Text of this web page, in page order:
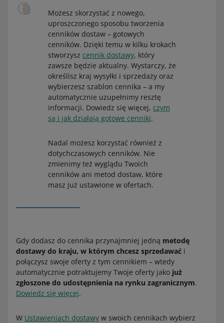
Możesz skorzystać z nowego,
uproszczonego sposobu tworzenia
cenników dostaw – gotowych
cenników. Dzięki temu w kilku krokach
stworzysz cennik dostawy, który
zawsze będzie aktualny. Wystarczy, że
określisz kraj wysyłki i sprzedaży oraz
wybierzesz szablon cennika – a my
automatycznie uzupełnimy resztę
informacji. Dowiedz się więcej, czym
są i jak działają gotowe cenniki.
Nadal możesz korzystać również z
dotychczasowych cenników. Nie
zmienimy też wyglądu Twoich
cenników ani metod dostaw, które
masz już ustawione w ofertach.
Gdy dodasz do cennika przynajmniej jedną metodę
dostawy do kraju, w którym chcesz sprzedawać i
połączysz swoje oferty z tym cennikiem – wtedy
automatycznie potraktujemy Twoje oferty jako już
zgłoszone do udostępnienia na rynku zagranicznym.
Dowiedz się więcej.
W Ustawieniach dostawy w swoich cennikach wybierz